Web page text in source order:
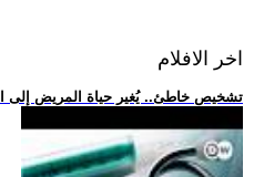
اخر الافلام
.. تشخيص خاطئ.. يُغير حياة المريض إلى